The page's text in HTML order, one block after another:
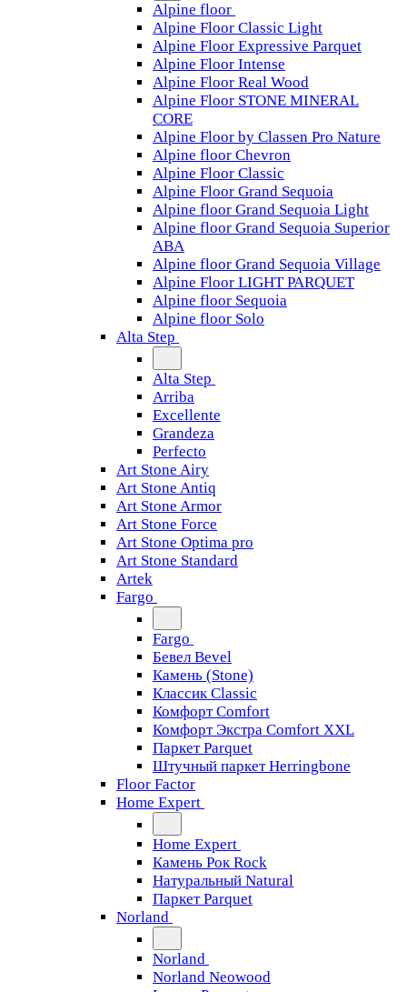
Alpine floor
Alpine Floor Classic Light
Alpine Floor Expressive Parquet
Alpine Floor Intense
Alpine Floor Real Wood
Alpine Floor STONE MINERAL
CORE
Alpine Floor by Classen Pro Nature
Alpine floor Chevron
Alpine Floor Classic
Alpine Floor Grand Sequoia
Alpine floor Grand Sequoia Light
Alpine floor Grand Sequoia Superior
ABA
Alpine floor Grand Sequoia Village
Alpine Floor LIGHT PARQUET
Alpine floor Sequoia
Alpine floor Solo
Alta Step
Alta Step
Arriba
Excellente
Grandeza
Perfecto
Art Stone Airy
Art Stone Antiq
Art Stone Armor
Art Stone Force
Art Stone Optima pro
Art Stone Standard
Artek
Fargo
Fargo
Бевел Bevel
Камень (Stone)
Классик Classic
Комфорт Comfort
Комфорт Экстра Comfort XXL
Паркет Parquet
Штучный паркет Herringbone
Floor Factor
Home Expert
Home Expert
Камень Рок Rock
Натуральный Natural
Паркет Parquet
Norland
Norland
Norland Neowood